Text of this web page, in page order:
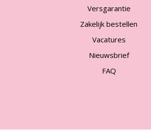
Versgarantie
Zakelijk bestellen
Vacatures
Nieuwsbrief
FAQ